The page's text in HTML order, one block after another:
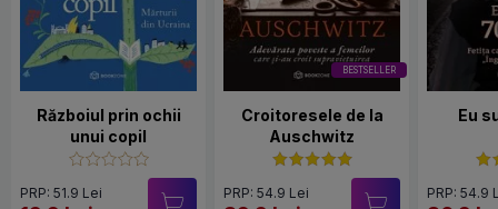
Războiul prin ochii
unui copil
PRP: 51.9 Lei
BESTSELLER
Croitoresele de la
Auschwitz
PRP: 54.9 Lei
Eu
PRP: 54.9